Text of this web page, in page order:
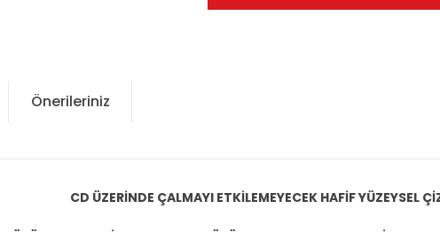
Önerileriniz
CD ÜZERİNDE ÇALMAYI ETKİLEMEYECEK HAFİF YÜZEYSEL